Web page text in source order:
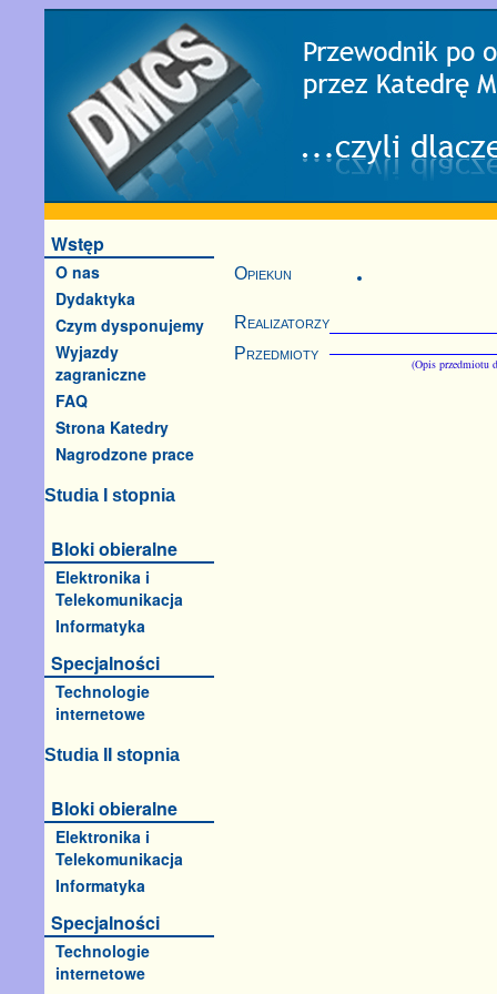
Wstęp
O nas
Dydaktyka
Czym dysponujemy
Wyjazdy
zagraniczne
FAQ
Strona Katedry
Nagrodzone prace
Studia I stopnia
Bloki obieralne
Elektronika i
Telekomunikacja
Informatyka
Specjalności
Technologie
internetowe
Studia II stopnia
Bloki obieralne
Elektronika i
Telekomunikacja
Informatyka
Specjalności
Technologie
internetowe
Opiekun
Realizatorzy
Przedmioty
(Opis przedmiotu